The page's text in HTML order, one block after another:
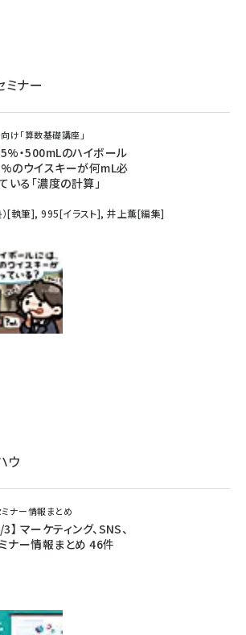
ミナー
け「算数基礎講座」
5%・500mLのハイボール
のウイスキーが何mL必
いる「濃度の計算」
[執筆],995[イラスト],井上薫[編集]
ウ
ミナー情報まとめ
マーケティング、SNS、
ナー情報まとめ 46件